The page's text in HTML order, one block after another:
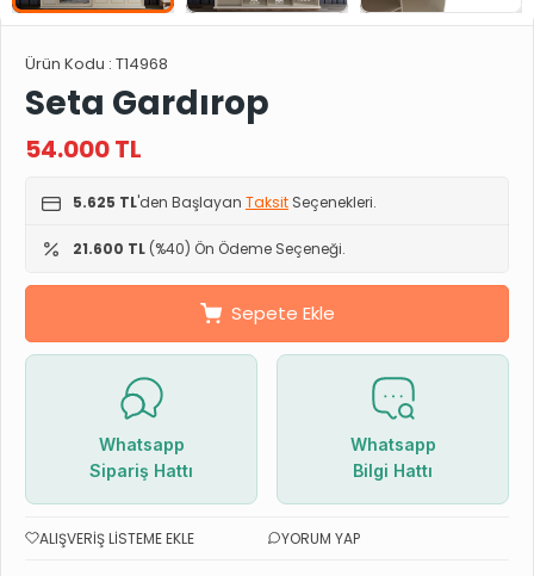
Ürün Kodu : T14968
Seta Gardırop
54.000TL
5.625 TL'den Başlayan Taksit Seçenekleri.
21.600 TL (%40) Ön Ödeme Seçeneği.
Sepete Ekle
Whatsapp
Sipariş Hattı
Whatsapp
Bilgi Hattı
ALIŞVERIŞ LISTEME EKLE YORUM YAP